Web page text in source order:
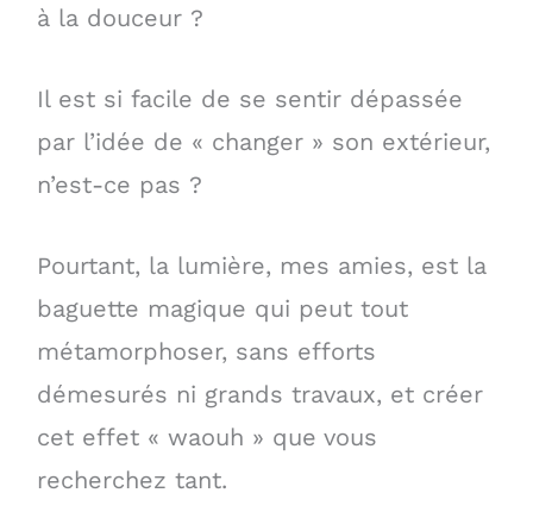
à la douceur ?
Il est si facile de se sentir dépassée
par l’idée de « changer » son extérieur,
n’est-ce pas ?
Pourtant, la lumière, mes amies, est la
baguette magique qui peut tout
métamorphoser, sans efforts
démesurés ni grands travaux, et créer
cet effet « waouh » que vous
recherchez tant.